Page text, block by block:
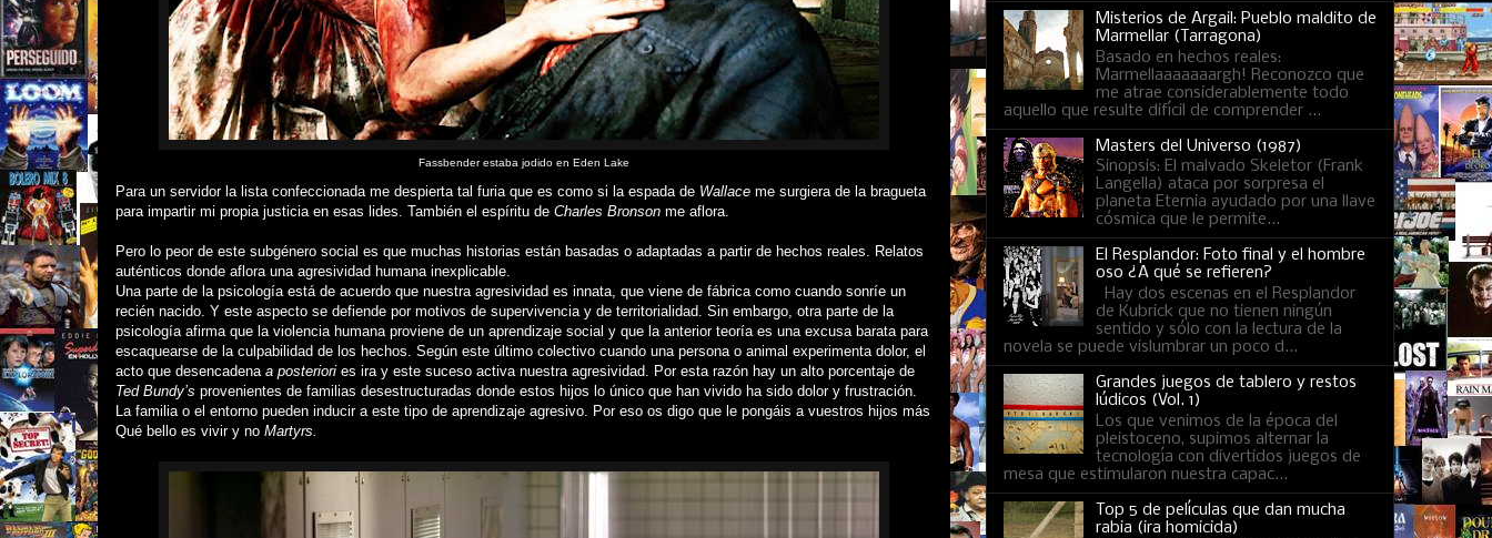
Fassbender estaba jodido en Eden Lake
Para un servidor la lista confeccionada me despierta tal furia que es como si la espada de Wallace me surgiera de la bragueta
para impartir mi propia justicia en esas lides. También el espíritu de Charles Bronson me aflora.
Pero lo peor de este subgénero social es que muchas historias están basadas o adaptadas a partir de hechos reales. Relatos
auténticos donde aflora una agresividad humana inexplicable.
Una parte de la psicología está de acuerdo que nuestra agresividad es innata, que viene de fábrica como cuando sonríe un
recién nacido. Y este aspecto se defiende por motivos de supervivencia y de territorialidad. Sin embargo, otra parte de la
psicología afirma que la violencia humana proviene de un aprendizaje social y que la anterior teoría es una excusa barata para
escaquearse de la culpabilidad de los hechos. Según este último colectivo cuando una persona o animal experimenta dolor, el
acto que desencadena a posteriori es ira y este suceso activa nuestra agresividad. Por esta razón hay un alto porcentaje de
Ted Bundy’s provenientes de familias desestructuradas donde estos hijos lo único que han vivido ha sido dolor y frustración.
La familia o el entorno pueden inducir a este tipo de aprendizaje agresivo. Por eso os digo que le pongáis a vuestros hijos más
Qué bello es vivir y no Martyrs.
Misterios de Argail: Pueblo maldito de
Marmellar (Tarragona)
Basado en hechos reales:
Marmellaaaaaaargh! Reconozco que
me atrae considerablemente todo
aquello que resulte difícil de comprender ...
Masters del Universo (1987)
Sinopsis: El malvado Skeletor (Frank
Langella) ataca por sorpresa el
planeta Eternia ayudado por una llave
cósmica que le permite...
El Resplandor: Foto final y el hombre
oso ¿A qué se refieren?
Hay dos escenas en el Resplandor
de Kubrick que no tienen ningún
sentido y sólo con la lectura de la
novela se puede vislumbrar un poco d...
Grandes juegos de tablero y restos
lúdicos (Vol. 1)
Los que venimos de la época del
pleistoceno, supimos alternar la
tecnología con divertidos juegos de
mesa que estimularon nuestra capac...
Top 5 de películas que dan mucha
rabia (ira homicida)